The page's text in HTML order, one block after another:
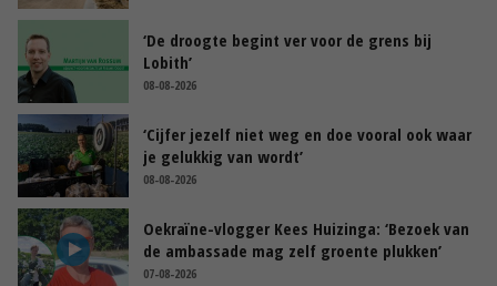
‘De droogte begint ver voor de grens bij
Lobith’
08-08-2026
‘Cijfer jezelf niet weg en doe vooral ook waar
je gelukkig van wordt’
08-08-2026
Oekraïne-vlogger Kees Huizinga: ‘Bezoek van
de ambassade mag zelf groente plukken’
07-08-2026